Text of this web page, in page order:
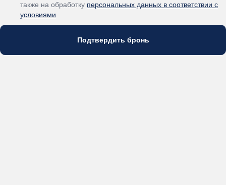
также на обработку персональных данных в соответствии с
условиями
Подтвердить бронь